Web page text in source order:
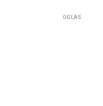
OGLAS